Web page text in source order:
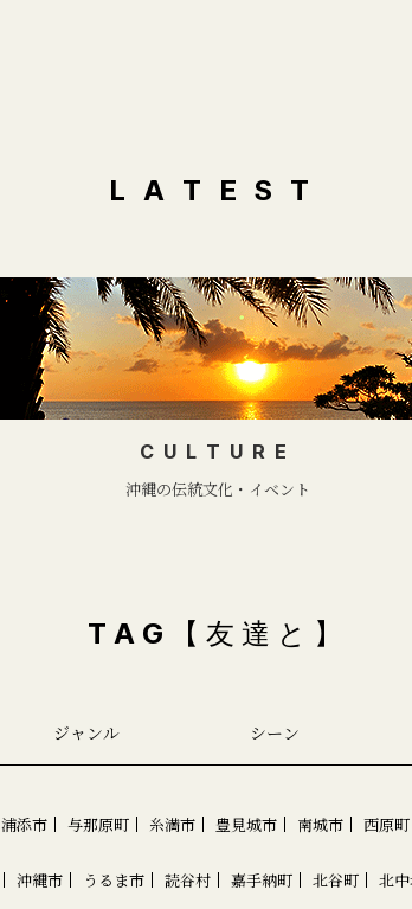
LATEST
CULTURE
沖縄の伝統文化・イベント
TAG【友達と】
ジャンル シーン
浦添市 与那原町 糸満市 豊見城市 南城市 西原町
沖縄市 うるま市 読谷村 嘉手納町 北谷町 北